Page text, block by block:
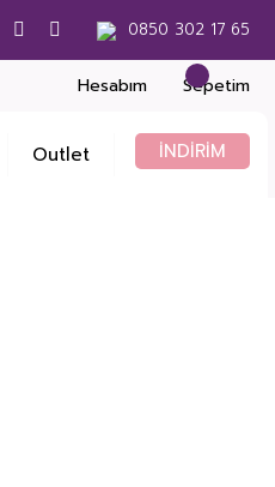
0850 302 17 65
Hesabım Sepetim
Outlet İNDİRİM